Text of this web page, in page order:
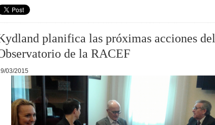
planifica las próximas acciones del
de la RACEF
03/2015